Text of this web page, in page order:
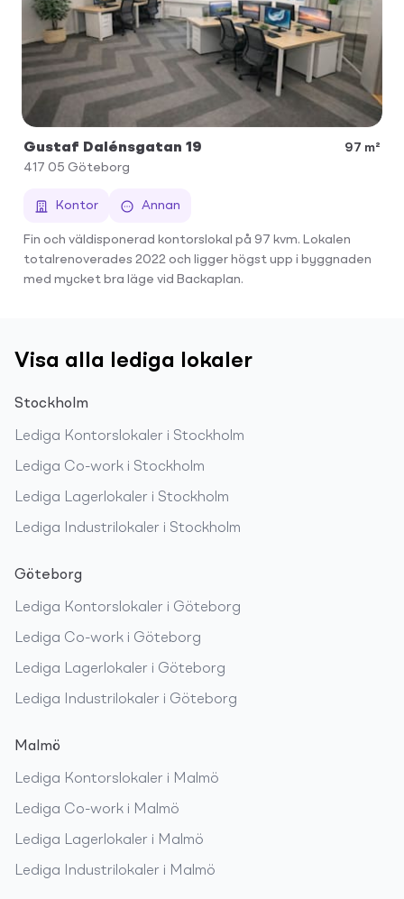
Gustaf Dalénsgatan 19
97 m²
417 05 Göteborg
Kontor Annan
Fin och väldisponerad kontorslokal på 97 kvm. Lokalen
totalrenoverades 2022 och ligger högst upp i byggnaden
med mycket bra läge vid Backaplan.
Visa alla lediga lokaler
Stockholm
Lediga Kontorslokaler i Stockholm
Lediga Co-work i Stockholm
Lediga Lagerlokaler i Stockholm
Lediga Industrilokaler i Stockholm
Göteborg
Lediga Kontorslokaler i Göteborg
Lediga Co-work i Göteborg
Lediga Lagerlokaler i Göteborg
Lediga Industrilokaler i Göteborg
Malmö
Lediga Kontorslokaler i Malmö
Lediga Co-work i Malmö
Lediga Lagerlokaler i Malmö
Lediga Industrilokaler i Malmö